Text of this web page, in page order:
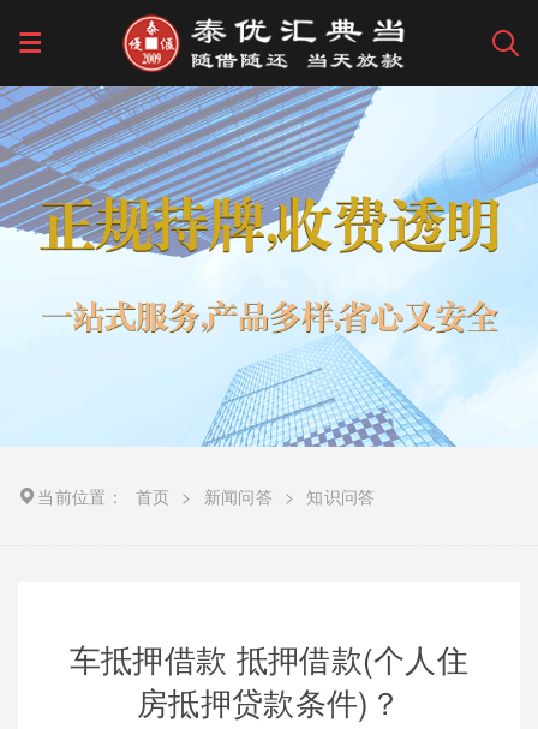
当前位置： 首页 > 新闻问答 > 知识问答
车抵押借款 抵押借款(个人住
房抵押贷款条件)？